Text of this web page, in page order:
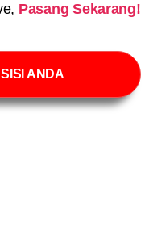
Pasang Sekarang!
ANDA